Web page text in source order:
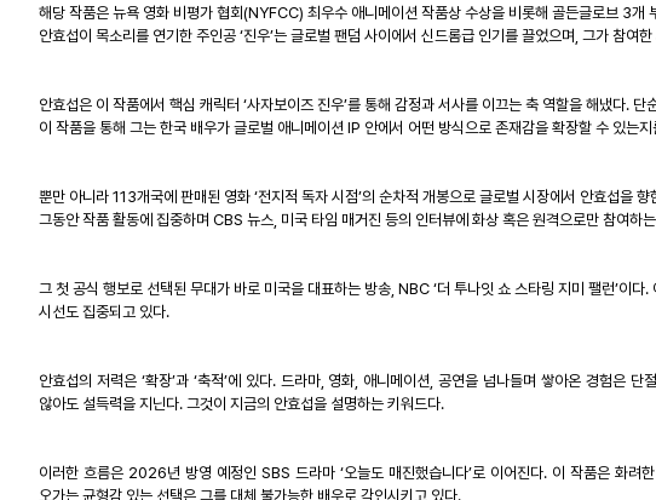
해당 작품은 뉴욕 영화 비평가 협회(NYFCC) 최우수 애니메이션 작품상 수상을 비롯해 골든글로브 3개
안효섭이 목소리를 연기한 주인공 ‘진우’는 글로벌 팬덤 사이에서 신드롬급 인기를 끌었으며 그가 참여
안효섭은 이 작품에서 핵심 캐릭터 ‘사자보이즈 진우’를 통해 감정과 서사를 이끄는 축 역할을 해냈다. 단
이 작품을 통해 그는 한국 배우가 글로벌 애니메이션 IP 안에서 어떤 방식으로 존재감을 확장할 수 있는
뿐만 아니라 113개국에 판매된 영화 ‘전지적 독자 시점’의 순차적 개봉으로 글로벌 시장에서 안효섭을
그동안 작품 활동에 집중하며 CBS 뉴스 미국 타임 매거진 등의 인터뷰에 화상 혹은 원격으로만 참여하
그 첫 공식 행보로 선택된 무대가 바로 미국을 대표하는 방송 , NBC ‘더 투나잇 쇼 스타링 지미 팰런’이다.
시선도 집중되고 있다.
안효섭의 저력은‘확장’과‘축적’에 있다. 드라마, 영화 애니메이션 ,공연을 넘나들며 쌓아온 경험은 단
않아도 설득력을 지닌다. 그것이 지금의 안효섭을 설명하는 키워드다.
이러한 흐름은2026년 방영 예정인 SBS 드라마 ‘오늘도 매진했습니다’로 이어진다. 이 작품은 화려
오가는 균형감 있는 선택은 그를 대체 불가능한 배우로 각인시키고 있다.